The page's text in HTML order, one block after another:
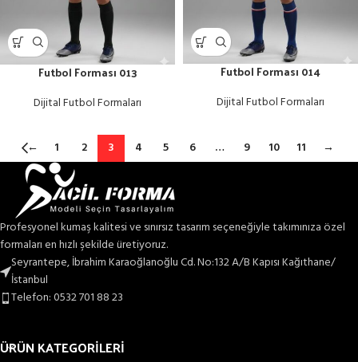
Futbol Forması 013
Dijital Futbol Formaları
Futbol Forması 014
Dijital Futbol Formaları
← 1 2 3 4 5 6 … 9 10 11 →
Profesyonel kumaş kalitesi ve sınırsız tasarım seçeneğiyle takımınıza özel
formaları en hızlı şekilde üretiyoruz.
Seyrantepe, İbrahim Karaoğlanoğlu Cd. No:132 A/B Kapısı Kağıthane/
İstanbul
Telefon: 0532 701 88 23
ÜRÜN KATEGORİLERİ